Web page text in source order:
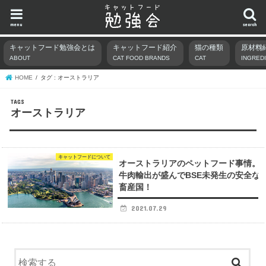
search
menu
キャットフード勉強会とは
ABOUT
キャットフード紹介
CAT FOOD BRANDS
猫の種類
CAT
原材料
HOME タグ : オーストラリア
オーストラリア
キャットフードについて
オーストラリアのペットフード事情。
牛肉輸出が盛んでBSE未発生の安全な
畜産国！
2021.07.29